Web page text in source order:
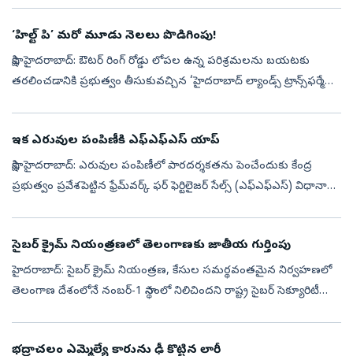
‘హిల్ట్‌ పి’ మరో మూడు నెలలు పొడిగింపు!
సాక్షి, హైదరాబాద్‌: ఔటర్‌ రింగ్‌ రోడ్డు లోపల ఉన్న పరిశ్రమలను బయటకు
తరలించడానికి ప్రభుత్వం తీసుకువచ్చిన ‘హైదరాబాద్‌ ల్యాండ్స్‌ ట్రాన్స్‌ఫర్మేషన్‌
ఇక ఎరువుల పంపిణీకి ఎఫ్‌ఎఫ్‌ఎస్‌ యాప్‌
సాక్షి, హైదరాబాద్‌: ఎరువుల పంపిణీలో పారదర్శకతను పెంచేందుకు కేంద్ర
ప్రభుత్వం ప్రవేశపెట్టిన ఫ్రేమ్‌వర్క్‌ ఫర్‌ ఫెర్టిలైజర్‌ సేల్స్‌ (ఎఫ్‌ఎఫ్‌ఎస్‌) విధానా
సైబర్ క్రైమ్ నియంత్రణలో తెలంగాణకు జాతీయ గుర్తింపు
హైదరాబాద్: సైబర్ క్రైమ్ నియంత్రణ, కేసుల సమర్థవంతమైన నిర్వహణలో
తెలంగాణ దేశంలోనే నంబర్-1 స్థానంలో నిలిచిందని రాష్ట్ర సైబర్ సెక్యూరిటీ
భద్రాచలం ఎమ్మెల్యే కారును ఢీ కొట్టిన లారీ